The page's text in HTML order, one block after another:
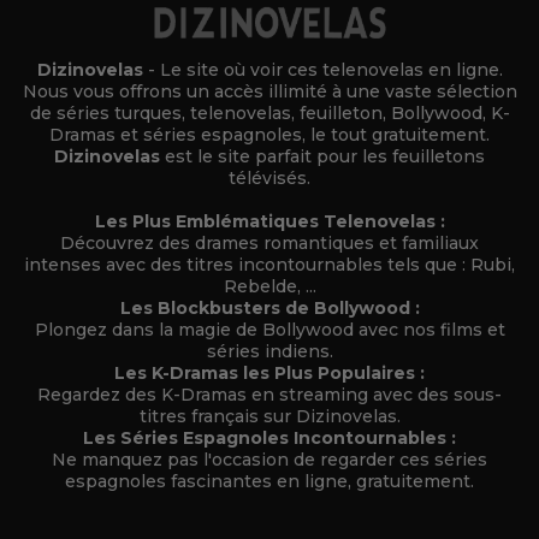
Dizinovelas - Le site où voir ces telenovelas en ligne.
Nous vous offrons un accès illimité à une vaste sélection
de séries turques, telenovelas, feuilleton, Bollywood, K-
Dramas et séries espagnoles, le tout gratuitement.
Dizinovelas est le site parfait pour les feuilletons
télévisés.
Les Plus Emblématiques Telenovelas :
Découvrez des drames romantiques et familiaux
intenses avec des titres incontournables tels que : Rubi,
Rebelde, ...
Les Blockbusters de Bollywood :
Plongez dans la magie de Bollywood avec nos films et
séries indiens.
Les K-Dramas les Plus Populaires :
Regardez des K-Dramas en streaming avec des sous-
titres français sur Dizinovelas.
Les Séries Espagnoles Incontournables :
Ne manquez pas l'occasion de regarder ces séries
espagnoles fascinantes en ligne, gratuitement.